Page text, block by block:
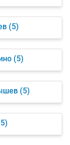
(5)
(5)
(5)